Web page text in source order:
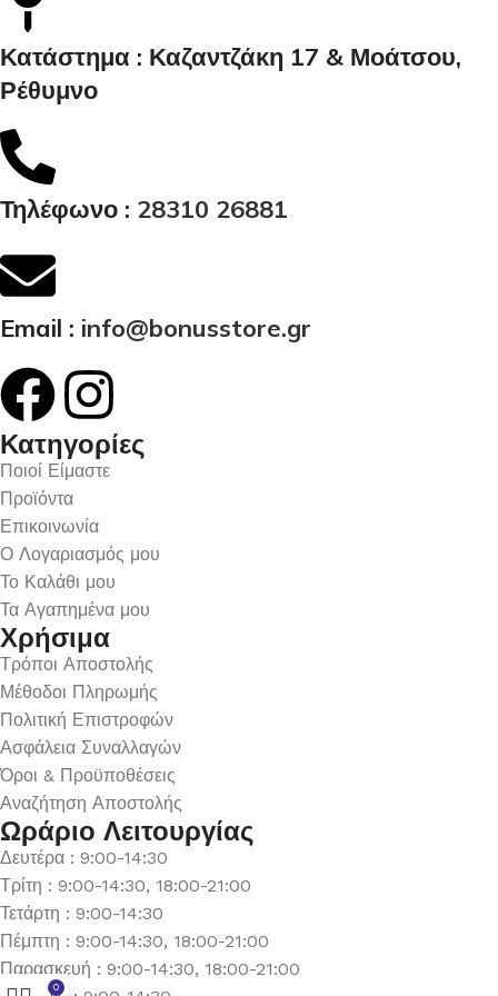
Κατάστημα : Καζαντζάκη 17 & Μοάτσου,
Ρέθυμνο
Τηλέφωνο : 28310 26881
Email : info@bonusstore.gr
Κατηγορίες
Ποιοί Είμαστε
Προϊόντα
Επικοινωνία
Ο Λογαριασμός μου
Το Καλάθι μου
Τα Αγαπημένα μου
Χρήσιμα
Τρόποι Αποστολής
Μέθοδοι Πληρωμής
Πολιτική Επιστροφών
Ασφάλεια Συναλλαγών
Όροι & Προϋποθέσεις
Αναζήτηση Αποστολής
Ωράριο Λειτουργίας
Δευτέρα : 9:00-14:30
Τρίτη : 9:00-14:30, 18:00-21:00
Τετάρτη : 9:00-14:30
Πέμπτη : 9:00-14:30, 18:00-21:00
Παρασκευή : 9:00-14:30, 18:00-21:00
0